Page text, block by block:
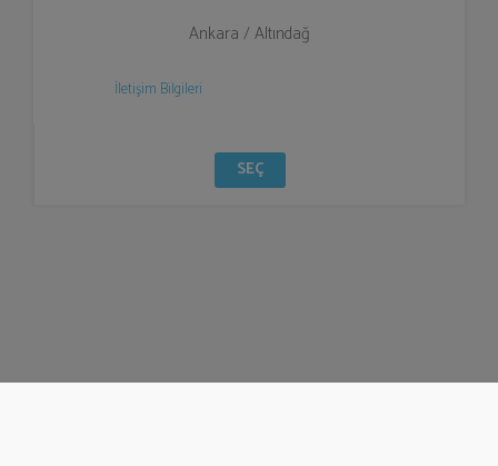
Ankara / Altındağ
İletişim Bilgileri
SEÇ